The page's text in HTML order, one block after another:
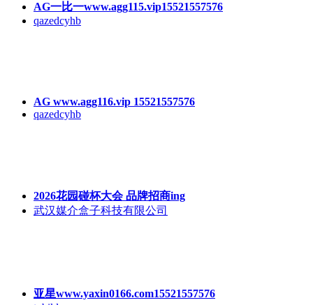
AG一比一www.agg115.vip15521557576
qazedcyhb
AG www.agg116.vip 15521557576
qazedcyhb
2026花园碰杯大会 品牌招商ing
武汉媒介盒子科技有限公司
亚星www.yaxin0166.com15521557576